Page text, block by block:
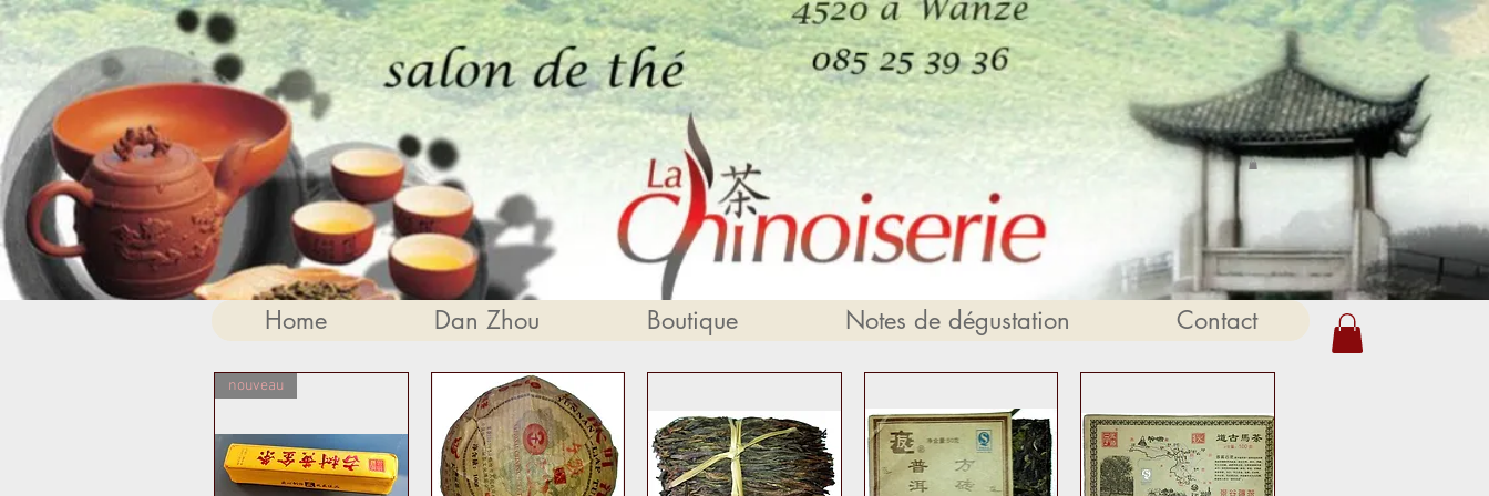
Home Dan Zhou Boutique Notes de dégustation Contact
nouveau